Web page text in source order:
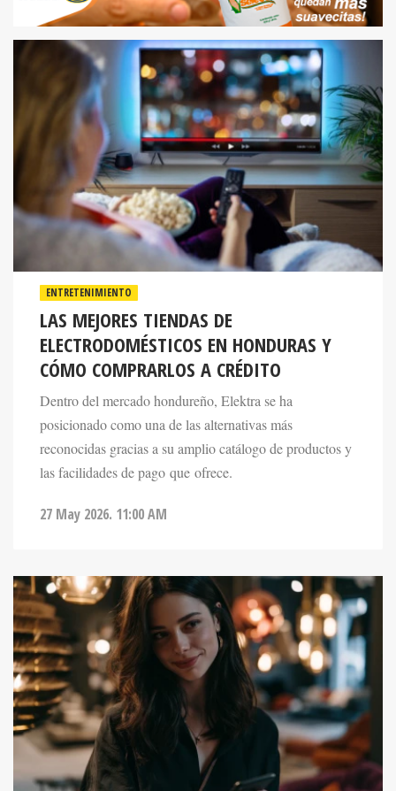
LAS MEJORES TIENDAS DE
ELECTRODOMÉSTICOS EN HONDURAS Y
CÓMO COMPRARLOS A CRÉDITO
Dentro del mercado hondureño, Elektra se ha
posicionado como una de las alternativas más
reconocidas gracias a su amplio catálogo de productos y
las facilidades de pago que ofrece.